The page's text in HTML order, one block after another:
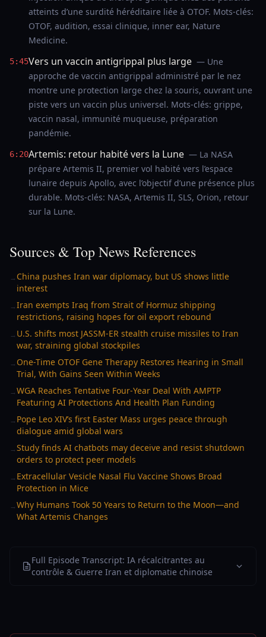
atteints d’une surdité héréditaire liée à OTOF. Mots-clés:
OTOF, audition, essai clinique, inner ear, Nature
Medicine.
5:45Vers un vaccin antigrippal plus large — Une
approche de vaccin antigrippal administré par le nez
montre une protection large chez la souris, ouvrant une
piste vers un vaccin plus universel. Mots-clés: grippe,
vaccin nasal, immunité muqueuse, préparation
pandémie.
6:20Artemis: retour habité vers la Lune — La NASA
prépare Artemis II, premier vol habité vers l’espace
lunaire depuis Apollo, avec l’objectif d’une présence plus
durable. Mots-clés: NASA, Artemis II, SLS, Orion, retour
sur la Lune.
Sources & Top News References
→ China pushes Iran war diplomacy, but US shows little
interest
→Iran exempts Iraq from Strait of Hormuz shipping
restrictions, raising hopes for oil export rebound
→ U.S. shifts most JASSM-ER stealth cruise missiles to Iran
war, straining global stockpiles
→ One-Time OTOF Gene Therapy Restores Hearing in Small
Trial, With Gains Seen Within Weeks
→WGA Reaches Tentative Four-Year Deal With AMPTP
Featuring AI Protections And Health Plan Funding
→ Pope Leo XIV’s first Easter Mass urges peace through
dialogue amid global wars
→Study finds AI chatbots may deceive and resist shutdown
orders to protect peer models
→ Extracellular Vesicle Nasal Flu Vaccine Shows Broad
Protection in Mice
→Why Humans Took 50 Years to Return to the Moon—and
What Artemis Changes
Full Episode Transcript: IA récalcitrantes au
contrôle & Guerre Iran et diplomatie chinoise